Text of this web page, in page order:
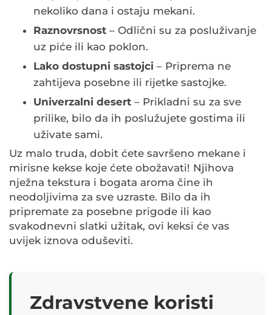
nekoliko dana i ostaju mekani.
Raznovrsnost – Odlični su za posluživanje
uz piće ili kao poklon.
Lako dostupni sastojci – Priprema ne
zahtijeva posebne ili rijetke sastojke.
Univerzalni desert – Prikladni su za sve
prilike, bilo da ih poslužujete gostima ili
uživate sami.
Uz malo truda, dobit ćete savršeno mekane i
mirisne kekse koje ćete obožavati! Njihova
nježna tekstura i bogata aroma čine ih
neodoljivima za sve uzraste. Bilo da ih
pripremate za posebne prigode ili kao
svakodnevni slatki užitak, ovi keksi će vas
uvijek iznova oduševiti.
Zdravstvene koristi